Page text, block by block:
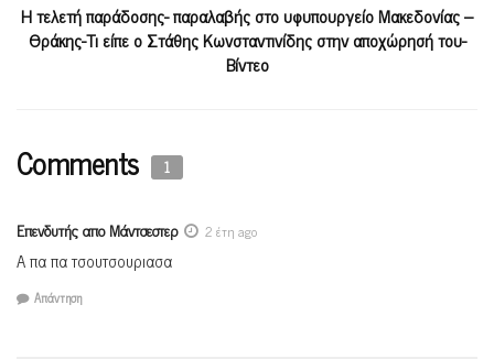
Η τελετή παράδοσης- παραλαβής στο υφυπουργείο Μακεδονίας –
Θράκης-Τι είπε ο Στάθης Κωνσταντινίδης στην αποχώρησή του-
Βίντεο
Comments 1
Επενδυτής απο Μάντσεστερ 2 έτη ago
Α πα πα τσουτσουριασα
Απάντηση